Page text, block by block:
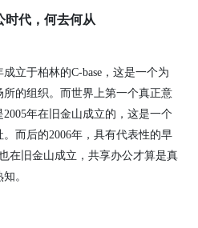
时代，何去何从
立于柏林的C-base，这是一个为
的组织。而世界上第一个真正意
年在旧金山成立的，这是一个
而后的2006年，具有代表性的早
在旧金山成立，共享办公才算是真
。